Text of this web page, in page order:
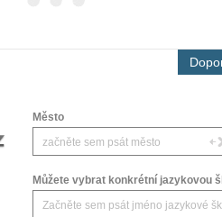
Město
Můžete vybrat konkrétní jazykovou